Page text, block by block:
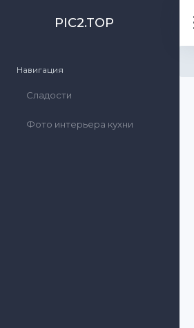
PIC2.TOP
Навигация
Сладости
Фото интерьера кухни